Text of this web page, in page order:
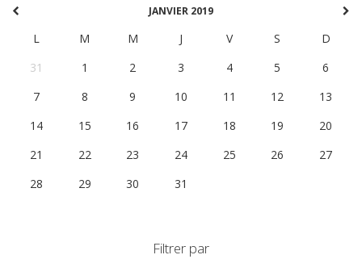
JANVIER 2019
L M M J V S
D
31
1 2 3 4 5
6
7
8 9 10 11 12
13
14
15 16 17 18 19
20
21
22 23 24 25 26
27
28
29 30 31
Filtrer par